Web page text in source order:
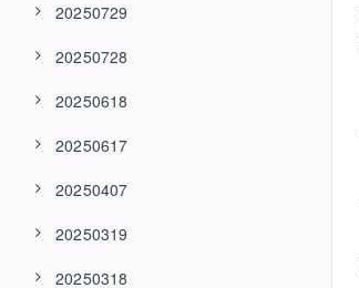
20250729
20250728
20250618
20250617
20250407
20250319
20250318